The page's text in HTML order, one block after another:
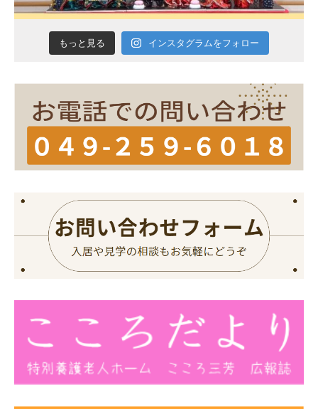
もっと見る インスタグラムをフォロー